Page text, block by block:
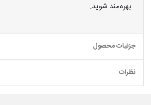
بهره‌مند شوید.
جزئیات محصول
نظرات